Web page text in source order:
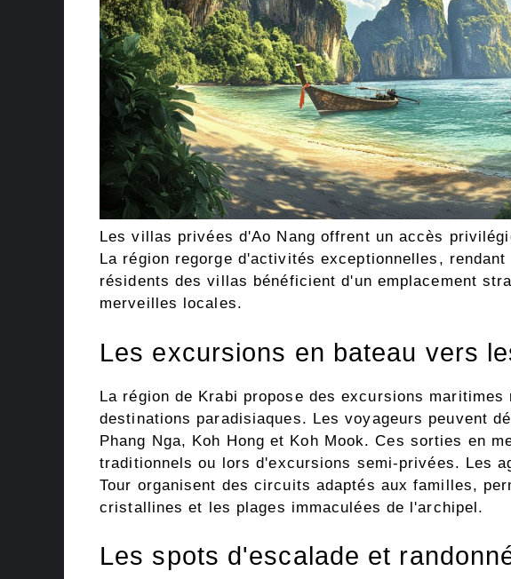
Les villas privées d'Ao Nang offrent un accès
La région regorge d'activités exceptionnelles,
résidents des villas bénéficient d'un emplacement
merveilles locales.
Les excursions en bateau vers
La région de Krabi propose des excursions maritimes
destinations paradisiaques. Les voyageurs peuvent
Phang Nga, Koh Hong et Koh Mook. Ces sorties en
traditionnels ou lors d'excursions semi-privées. Les
Tour organisent des circuits adaptés aux familles,
cristallines et les plages immaculées de l'archipel.
Les spots d'escalade et